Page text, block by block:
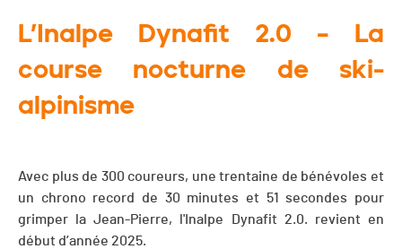
L’Inalpe Dynafit 2.0 – La
course nocturne de ski-
alpinisme
Avec plus de 300 coureurs, une trentaine de bénévoles et
un chrono record de 30 minutes et 51 secondes pour
grimper la Jean-Pierre, l'Inalpe Dynafit 2.0. revient en
début d’année 2025.